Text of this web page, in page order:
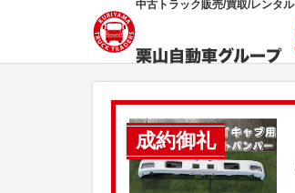
中古トラック販売/買取/レンタル
成約御礼